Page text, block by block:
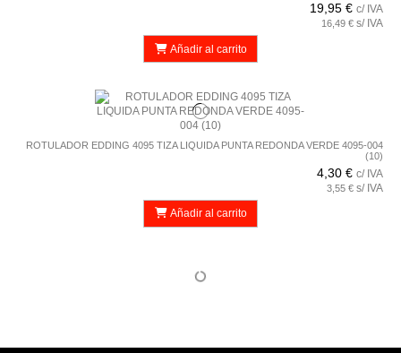
19,95 € c/ IVA
16,49 € s/ IVA
Añadir al carrito
ROTULADOR EDDING 4095 TIZA LIQUIDA PUNTA REDONDA VERDE 4095-004
(10)
4,30 € c/ IVA
3,55 € s/ IVA
Añadir al carrito